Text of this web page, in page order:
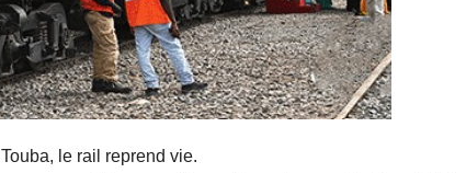
le rail reprend vie.